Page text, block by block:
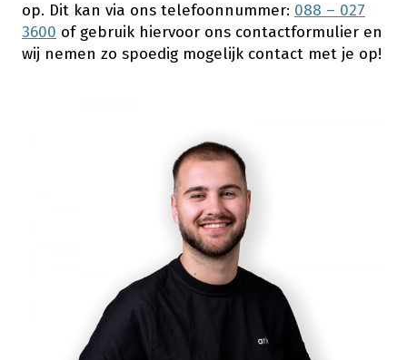
op. Dit kan via ons telefoonnummer: 088 – 027
3600 of gebruik hiervoor ons contactformulier en
wij nemen zo spoedig mogelijk contact met je op!